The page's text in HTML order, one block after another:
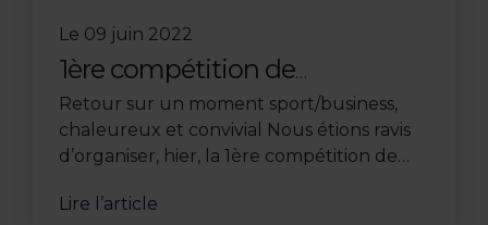
Le 09 juin 2022
1ère compétition de
Golf Thieffry Parc et
Jardin + MOT DE
PASSE + TOSTAIN &
Retour sur un moment sport/business,
chaleureux et convivial Nous étions ravis
d’organiser, hier, la 1ère compétition de
PASSE + TOSTAIN & ...
Lire l’article